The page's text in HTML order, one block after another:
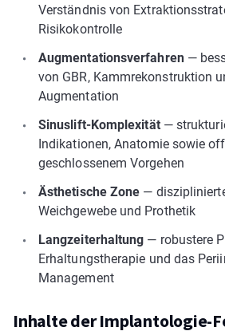
Verständnis von
Risikokontrolle
Augmentationsverfahren—
von GBR, Kammrekonstruktion
Augmentation
Sinuslift-Komplexität—
Indikationen, Anatomie sowie
geschlossenem Vorgehen
Ästhetische Zone —
Weichgewebe und Prothetik
Langzeiterhaltung — robustere
Erhaltungstherapie und das
Management
Inhalte der Implantologie-